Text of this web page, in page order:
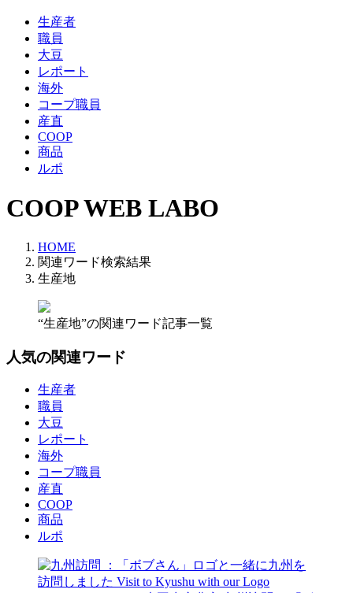
生産者
職員
大豆
レポート
海外
コープ職員
産直
COOP
商品
ルポ
COOP WEB LABO
HOME
関連ワード検索結果
生産地
“生産地”の関連ワード記事一覧
人気の関連ワード
生産者
職員
大豆
レポート
海外
コープ職員
産直
COOP
商品
ルポ